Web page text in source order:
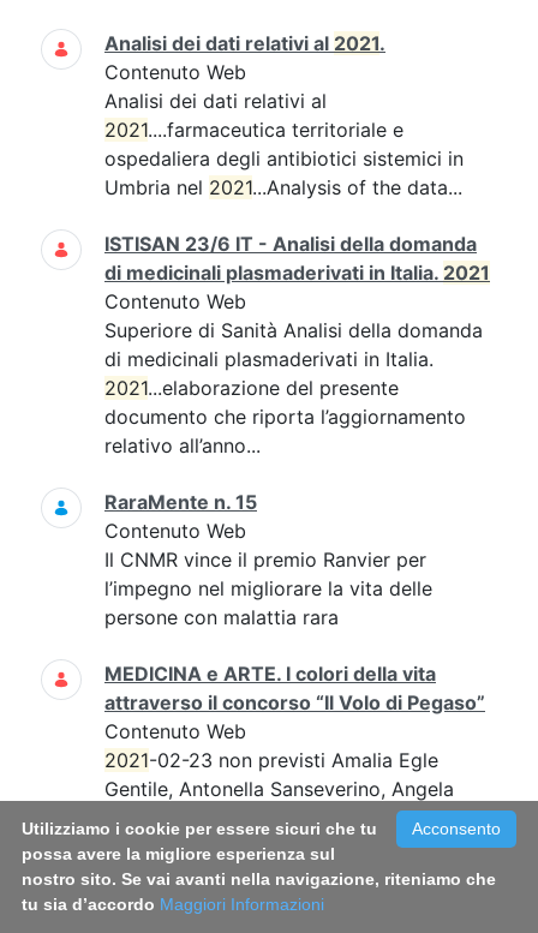
Analisi dei dati relativi al 2021.
Contenuto Web
Analisi dei dati relativi al
2021....farmaceutica territoriale e
ospedaliera degli antibiotici sistemici in
Umbria nel 2021...Analysis of the data...
ISTISAN 23/6 IT - Analisi della domanda
di medicinali plasmaderivati in Italia. 2021
Contenuto Web
Superiore di Sanità Analisi della domanda
di medicinali plasmaderivati in Italia.
2021...elaborazione del presente
documento che riporta l’aggiornamento
relativo all’anno...
RaraMente n. 15
Contenuto Web
Il CNMR vince il premio Ranvier per
l’impegno nel migliorare la vita delle
persone con malattia rara
MEDICINA e ARTE. I colori della vita
attraverso il concorso “Il Volo di Pegaso”
Contenuto Web
2021-02-23 non previsti Amalia Egle
Gentile, Antonella Sanseverino, Angela
Ruocco...angela.ruocco@iss.it; l'evento si
svolgerà in streaming 0649904420
120D21-R non prevista...
Acconsento
Utilizziamo i cookie per essere sicuri che tu
possa avere la migliore esperienza sul
nostro sito. Se vai avanti nella navigazione, riteniamo che
tu sia d’accordo Maggiori Informazioni